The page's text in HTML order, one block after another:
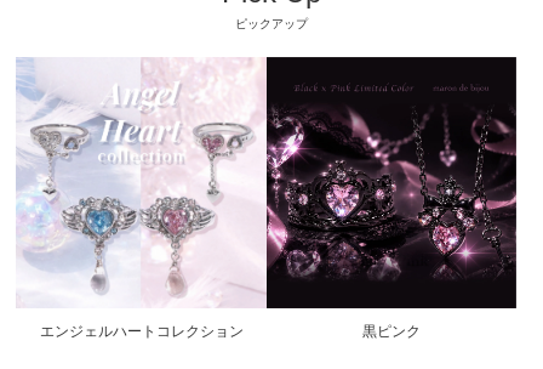
ピックアップ
エンジェルハートコレクション 黒ピンク